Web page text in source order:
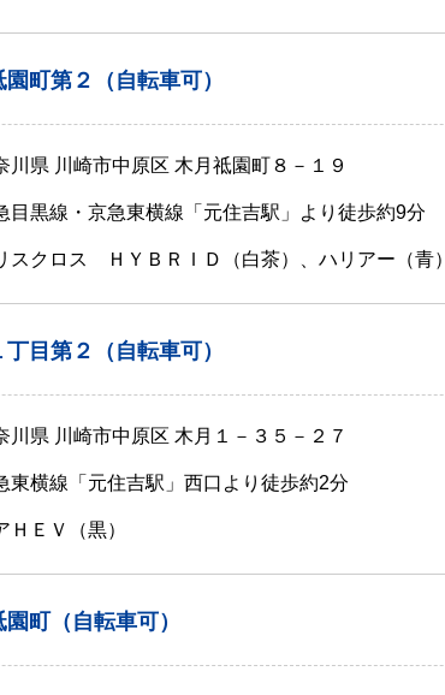
町第２（自転車可）
川県 川崎市中原区 木月祗園町８－１９
目黒線・京急東横線「元住吉駅」より徒歩約9分
スクロス ＨＹＢＲＩＤ（白茶）、ハリアー（青）
目第２（自転車可）
川県 川崎市中原区 木月１－３５－２７
東横線「元住吉駅」西口より徒歩約2分
ＨＥＶ（黒）
町（自転車可）